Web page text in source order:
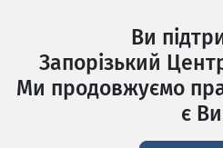
Ви
Запорізький
Ми продовжуємо
є